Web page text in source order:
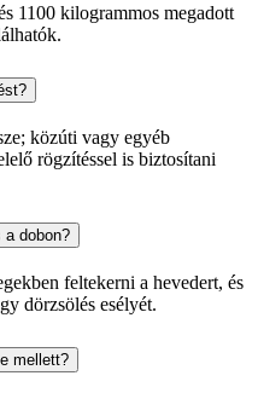
1100 kilogrammos megadott
közúti vagy egyéb
rögzítéssel is biztosítani
a dobon?
feltekerni a hevedert, és
dörzsölés esélyét.
mellett?